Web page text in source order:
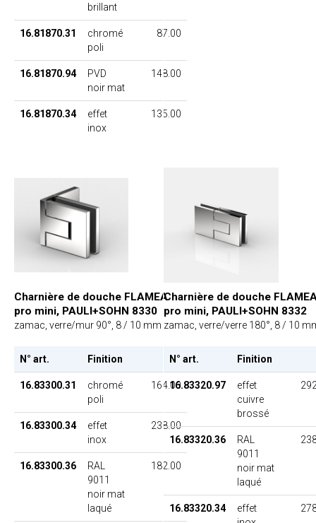
brillant
16.81870.31
chromé
poli
87.00
16.81870.94
PVD
noir mat
148.00
16.81870.34
effet
inox
135.00
Charnière de douche FLAMEA
pro mini, PAULI+SOHN 8330
zamac, verre/mur 90°, 8 / 10 mm
N° art. Finition PU
16.83300.31
chromé
poli
164.00
16.83300.34
effet
inox
238.00
16.83300.36
RAL
9011
noir mat
laqué
182.00
Charnière de douche
pro mini, PAULI+SOHN 8332
zamac, verre/verre 180°, 8 / 10
N° art. Finition
16.83320.97
effet
cuivre
brossé
16.83320.36
RAL
9011
noir mat
laqué
16.83320.34
effet